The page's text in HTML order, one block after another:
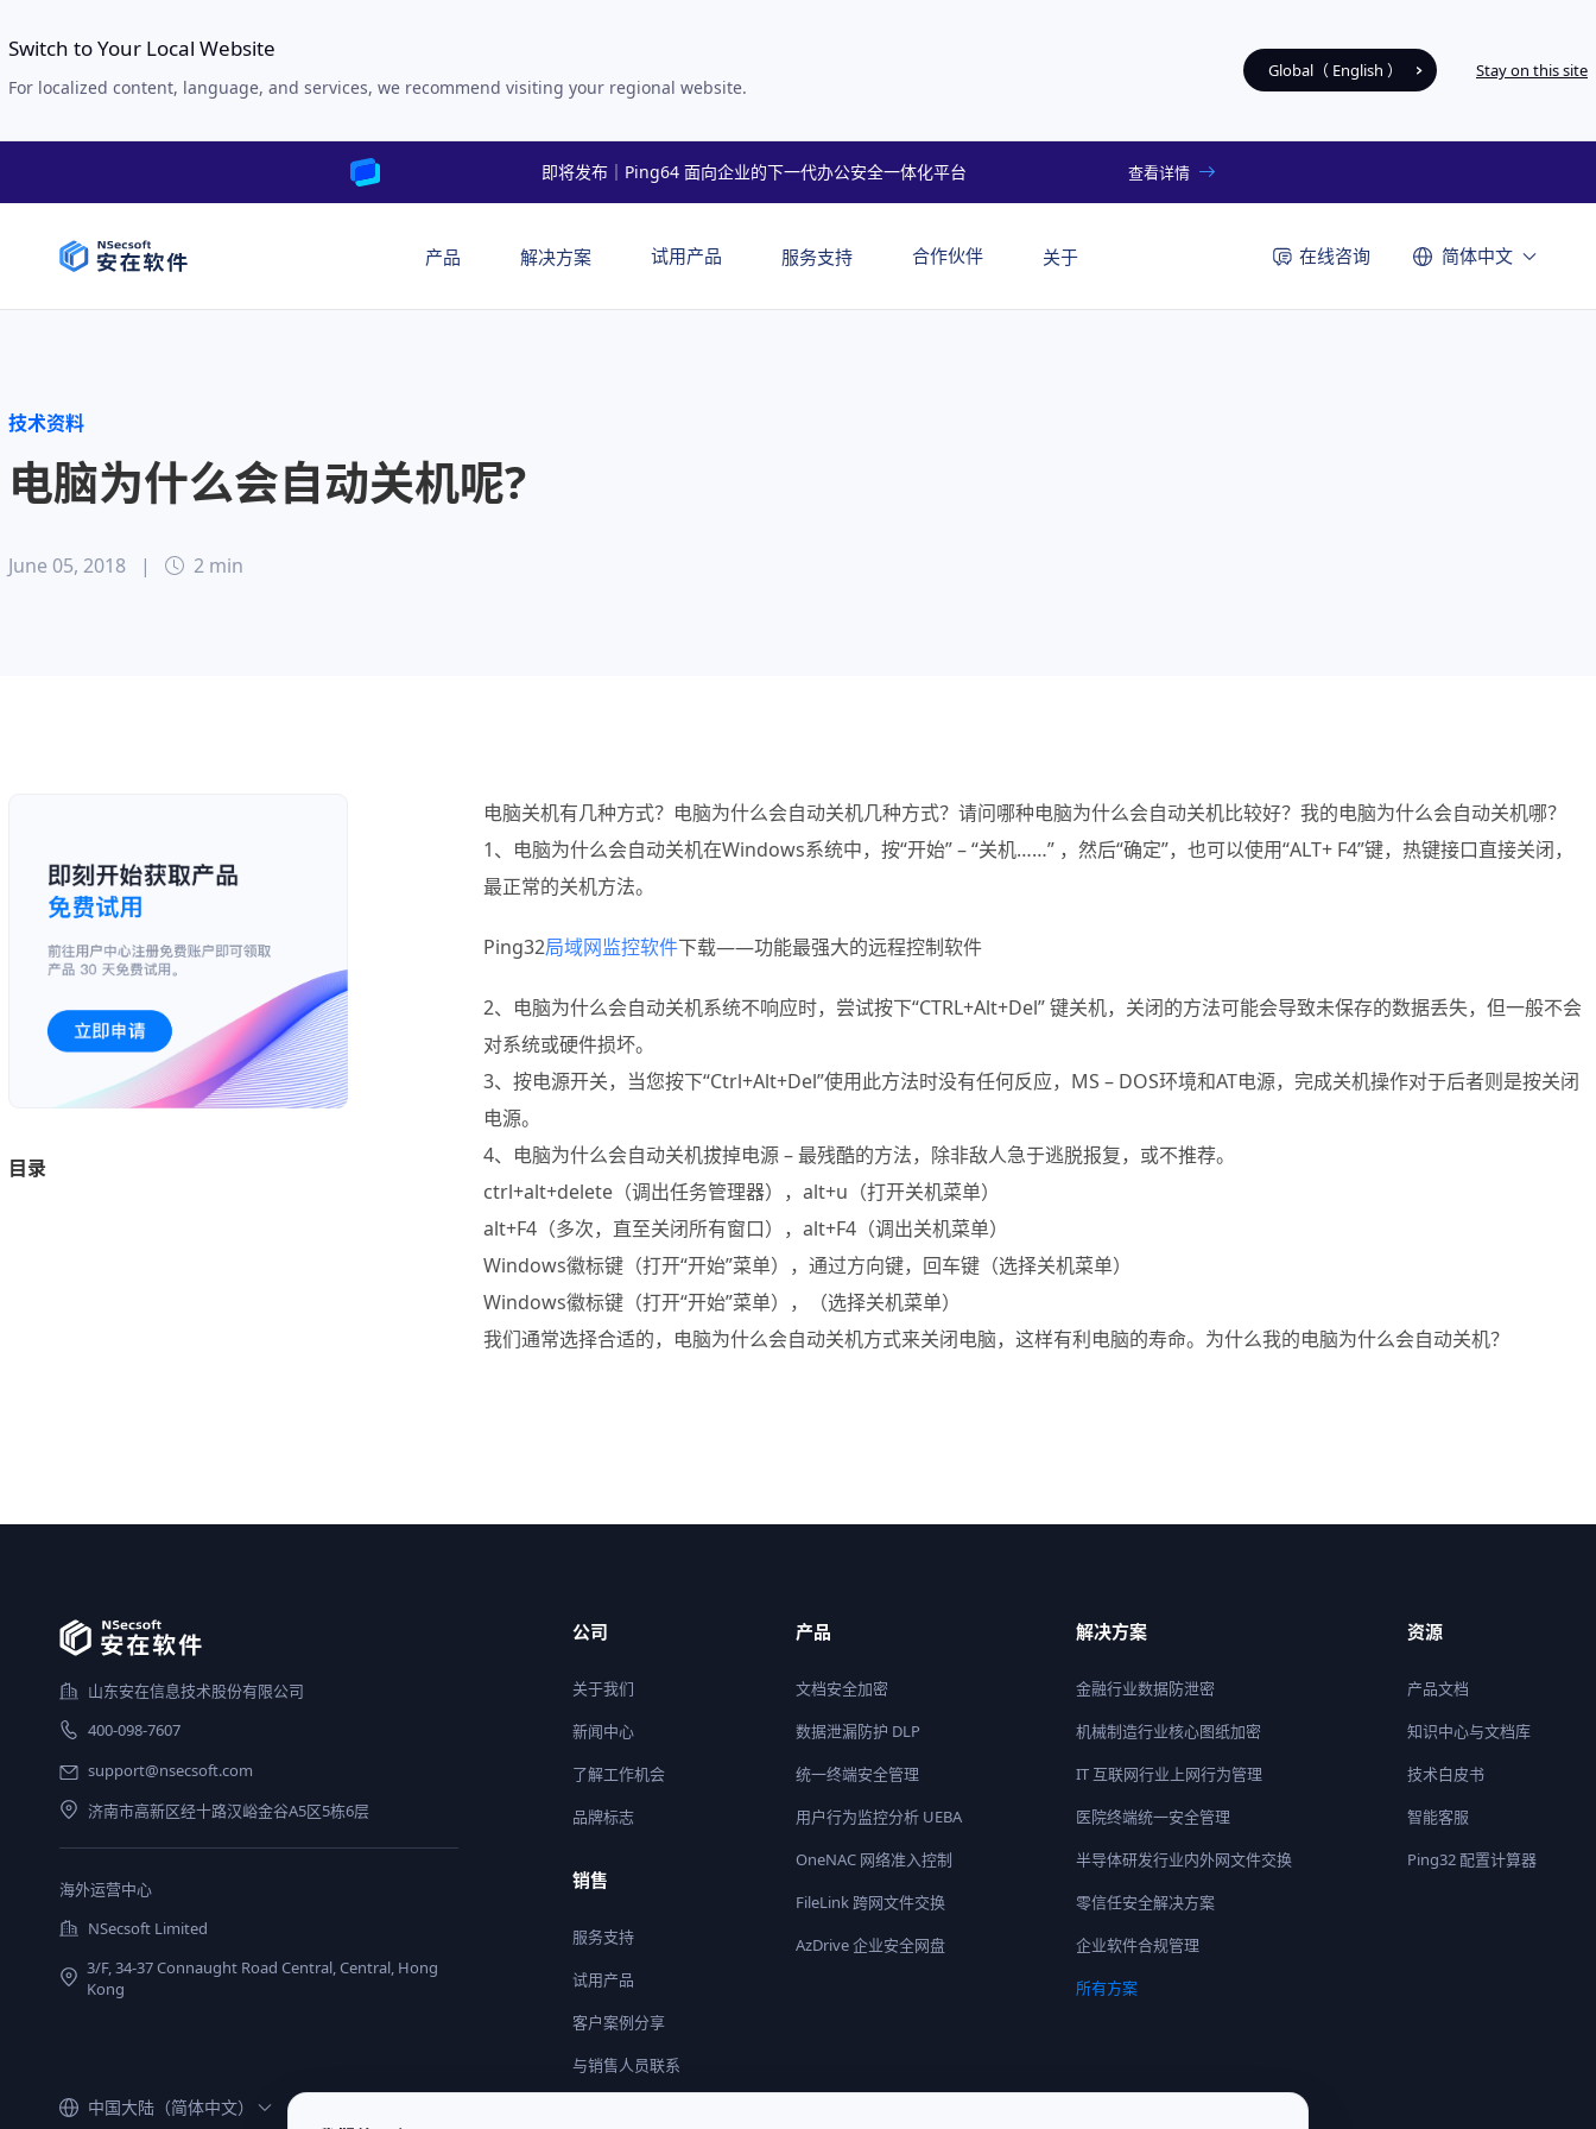
Switch to Your Local Website
For localized content, language, and services, we recommend visiting your regional website.
Global（ English ） Stay on this site
即将发布｜Ping64 面向企业的下一代办公安全一体化平台 查看详情
产品 解决方案 试用产品 服务支持 合作伙伴 关于 在线咨询 简体中文
技术资料
电脑为什么会自动关机呢?
June 05, 2018 | 2 min
目录
电脑关机有几种方式？电脑为什么会自动关机几种方式？ 请问哪种电脑为什么会自动关机比较好？我的电脑为什么会自动关机哪？
1、电脑为什么会自动关机在Windows系统中，按“开始” – “关机……” ，然后“确定”，也可以使用“ALT+ F4”键，热键接口直接关闭，
最正常的关机方法。
Ping32局域网监控软件下载——功能最强大的远程控制软件
2、电脑为什么会自动关机系统不响应时，尝试按下“CTRL+Alt+Del” 键关机，关闭的方法可能会导致未保存的数据丢失，但一般不会
对系统或硬件损坏。
3、按电源开关，当您按下“Ctrl+Alt+Del”使用此方法时没有任何反应，MS – DOS环境和AT电源，完成关机操作对于后者则是按关闭
电源。
4、电脑为什么会自动关机拔掉电源 – 最残酷的方法，除非敌人急于逃脱报复，或不推荐。
ctrl+alt+delete（调出任务管理器），alt+u（打开关机菜单）
alt+F4（多次，直至关闭所有窗口），alt+F4（调出关机菜单）
Windows徽标键（打开“开始”菜单），通过方向键，回车键（选择关机菜单）
Windows徽标键（打开“开始”菜单），（选择关机菜单）
我们通常选择合适的，电脑为什么会自动关机方式来关闭电脑，这样有利电脑的寿命。为什么我的电脑为什么会自动关机？
山东安在信息技术股份有限公司
400-098-7607
support@nsecsoft.com
济南市高新区经十路汉峪金谷A5区5栋6层
海外运营中心
NSecsoft Limited
3/F, 34-37 Connaught Road Central, Central, Hong
Kong
中国大陆（简体中文）
公司
关于我们
新闻中心
了解工作机会
品牌标志
销售
服务支持
试用产品
客户案例分享
与销售人员联系
产品
文档安全加密
数据泄漏防护 DLP
统一终端安全管理
用户行为监控分析 UEBA
OneNAC 网络准入控制
FileLink 跨网文件交换
AzDrive 企业安全网盘
解决方案
金融行业数据防泄密
机械制造行业核心图纸加密
IT 互联网行业上网行为管理
医院终端统一安全管理
半导体研发行业内外网文件交换
零信任安全解决方案
企业软件合规管理
所有方案
资源
产品文档
知识中心与文档库
技术白皮书
智能客服
Ping32 配置计算器